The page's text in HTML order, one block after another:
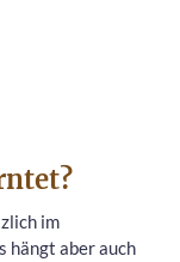
im
hängt aber auch